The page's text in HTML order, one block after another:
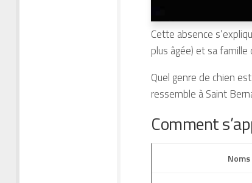
Cette absence
plus âgée) et sa
Quel genre de chien
ressemble à Saint
Comment